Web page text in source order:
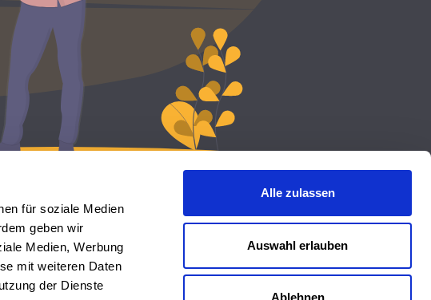
für soziale Medien
geben wir
Medien, Werbung
mit weiteren Daten
der Dienste
Alle zulassen
Auswahl erlauben
Ablehnen